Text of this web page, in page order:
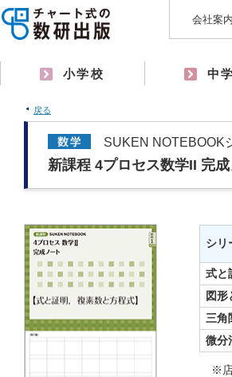
会社案
小学校 中
戻る
SUKEN NOTEBOOK
新課程 4プロセス数学II 完
シリ
式と
図形
三角
微分
※